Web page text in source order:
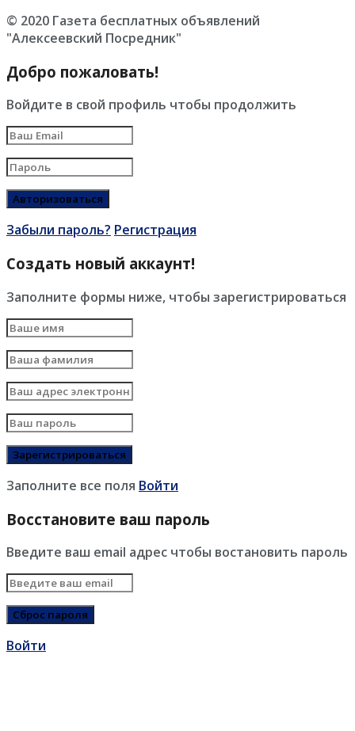
© 2020 Газета бесплатных объявлений
"Алексеевский Посредник"
Добро пожаловать!
Войдите в свой профиль чтобы продолжить
Забыли пароль? Регистрация
Создать новый аккаунт!
Заполните формы ниже, чтобы зарегистрироваться
Заполните все поля Войти
Восстановите ваш пароль
Введите ваш email адрес чтобы востановить пароль
Войти